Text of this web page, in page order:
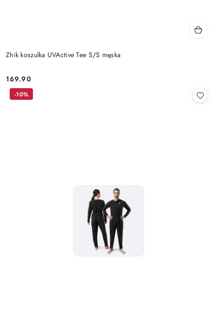
Zhik koszulka UVActive Tee S/S męska
Cena:
169.90
-10%